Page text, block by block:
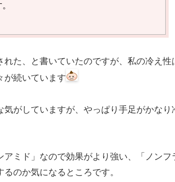
。
た、と書いていたのですが、私の冷え性
が続いています
がしていますが、やっぱり手足がかなり
ミド」なので効果がより強い、「ノンフ
のか気になるところです。